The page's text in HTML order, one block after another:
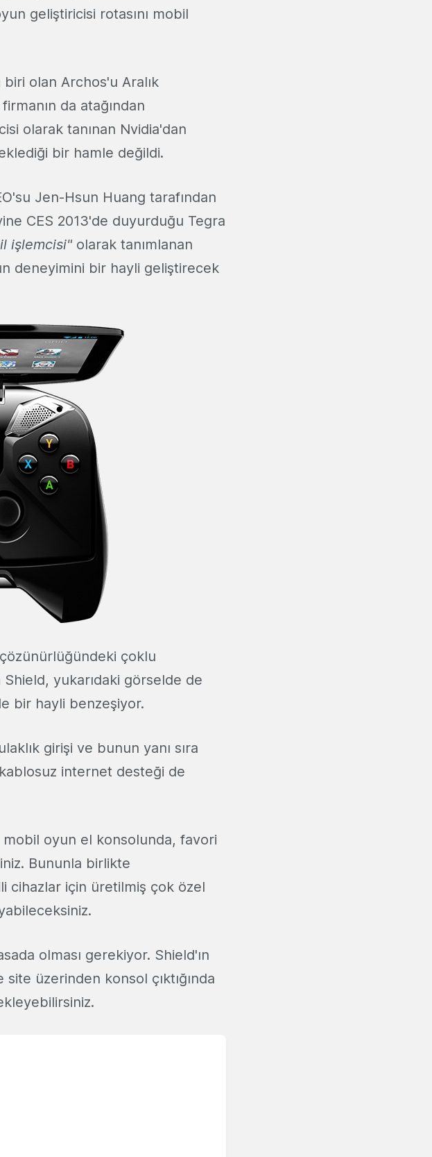
geliştiricisi rotasını mobil
olan Archos'u Aralık
da atağından
olarak tanınan Nvidia'dan
bir hamle değildi.
Jen-Hsun Huang tarafından
CES 2013'de duyurduğu Tegra
işlemcisi" olarak tanımlanan
deneyimini bir hayli geliştirecek
çoklu
yukarıdaki görselde de
bir hayli benzeşiyor.
girişi ve bunun yanı sıra
internet desteği de
oyun el konsolunda, favori
Bununla birlikte
cihazlar için üretilmiş çok özel
olması gerekiyor. Shield'ın
üzerinden konsol çıktığında